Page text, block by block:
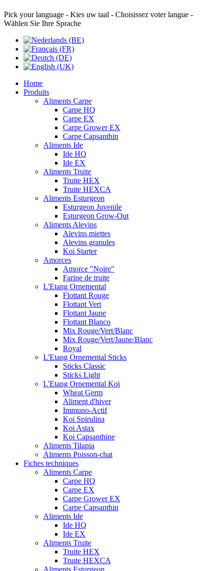
Pick your language - Kies uw taal - Choisissez voter langue -
Wählen Sie Ihre Sprache
Home
Produits
Aliments Carpe
Carpe HQ
Carpe EX
Carpe Grower EX
Carpe Capsanthin
Aliments Ide
Ide HQ
Ide EX
Aliments Truite
Truite HEX
Truite HEXCA
Aliments Esturgeon
Esturgeon Juvenile
Esturgeon Grow-Out
Aliments Alevins
Alevins miettes
Alevins granules
Koi Starter
Amorces
Amorce "Noire"
Farine de truite
L'Etang Ornemental
Flottant Rouge
Flottant Vert
Flottant Jaune
Flottant Blanco
Mix Rouge/Vert/Blanc
Mix Rouge/Vert/Jaune/Blanc
Royal
L'Etang Ornemental Sticks
Sticks Classic
Sticks Light
L'Etang Ornemental Koi
Wheat Germ
Aliment d'hiver
Immuno-Actif
Koi Spirulina
Koi Astax
Koi Capsanthine
Aliments Tilapia
Aliments Poisson-chat
Fiches techniques
Aliments Carpe
Carpe HQ
Carpe EX
Carpe Grower EX
Carpe Capsanthin
Aliments Ide
Ide HQ
Ide EX
Aliments Truite
Truite HEX
Truite HEXCA